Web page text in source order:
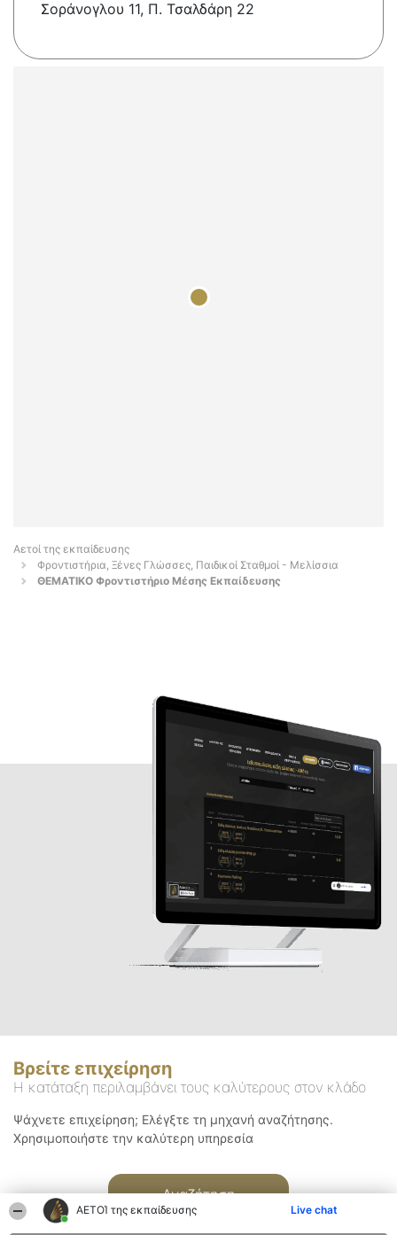
ΑΕΤΟΊ της εκπαίδευσης Live chat
Σοράνογλου 11, Π. Τσαλδάρη 22
Αετοί της εκπαίδευσης
Φροντιστήρια, Ξένες Γλώσσες, Παιδικοί Σταθμοί - Μελίσσια
ΘΕΜΑΤΙΚΟ Φροντιστήριο Μέσης Εκπαίδευσης
Βρείτε επιχείρηση
Η κατάταξη περιλαμβάνει τους καλύτερους στον κλάδο
Ψάχνετε επιχείρηση; Ελέγξτε τη μηχανή αναζήτησης.
Χρησιμοποιήστε την καλύτερη υπηρεσία
Αναζήτηση